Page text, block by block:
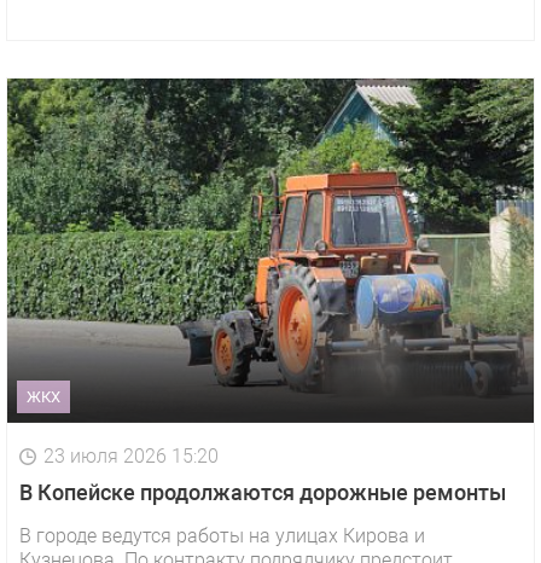
ЖКХ
23 июля 2026 15:20
В Копейске продолжаются дорожные ремонты
В городе ведутся работы на улицах Кирова и